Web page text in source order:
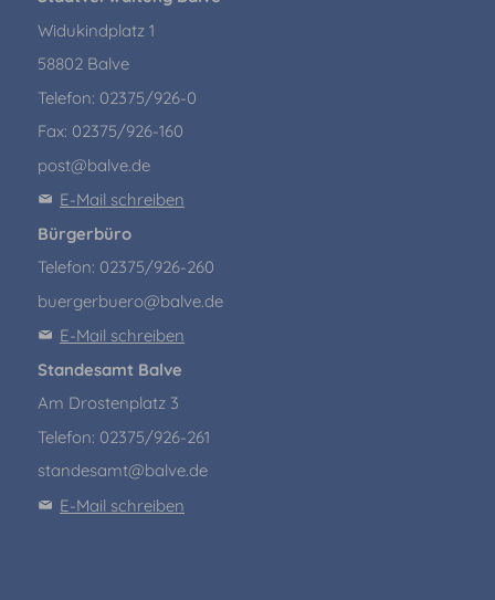
Widukindplatz 1
58802 Balve
Telefon: 02375/926-0
Fax: 02375/926-160
post@balve.de
E-Mail schreiben
Bürgerbüro
Telefon: 02375/926-260
buergerbuero@balve.de
E-Mail schreiben
Standesamt Balve
Am Drostenplatz 3
Telefon: 02375/926-261
standesamt@balve.de
E-Mail schreiben